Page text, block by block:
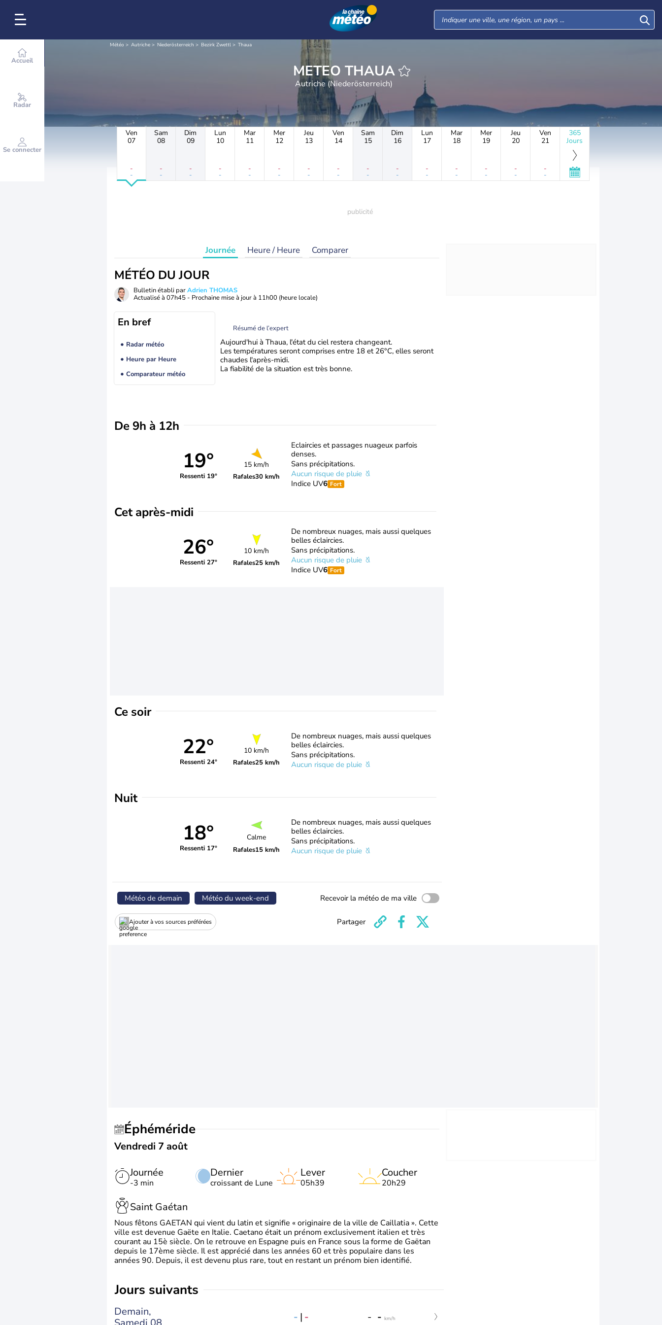
Accueil
Radar
Se connecter
Météo Autriche Niederösterreich Bezirk Zwettl Thaua
METEO THAUA
Autriche (Niederösterreich)
Ven
07
-
-
Sam
08
-
-
Dim
09
-
-
Lun
10
-
-
Mar
11
-
-
Mer
12
-
-
Jeu
13
-
-
Ven
14
-
-
Sam
15
-
-
Dim
16
-
-
Lun
17
-
-
Mar
18
-
-
Mer
19
-
-
Jeu
20
-
-
Ven
21
-
-
365
Jours
Journée Heure / Heure Comparer
MÉTÉO DU JOUR
Bulletin établi parAdrien THOMAS
Actualisé à 07h45 - Prochaine mise à jour à 11h00 (heure locale)
En bref
Radar météo
Heure par Heure
Comparateur météo
Résumé de l’expert
Aujourd'hui à Thaua, l'état du ciel restera changeant.
Les températures seront comprises entre 18 et 26°C, elles seront
chaudes l'après-midi.
La fiabilité de la situation est très bonne.
De 9h à 12h
19°
Ressenti 19°
15 km/h
Rafales30 km/h
Eclaircies et passages nuageux parfois
denses.
Sans précipitations.
Aucun risque de pluie
Indice UV6 Fort
Cet après-midi
26°
Ressenti 27°
10 km/h
Rafales25 km/h
De nombreux nuages, mais aussi quelques
belles éclaircies.
Sans précipitations.
Aucun risque de pluie
Indice UV6 Fort
Ce soir
22°
Ressenti 24°
10 km/h
Rafales25 km/h
De nombreux nuages, mais aussi quelques
belles éclaircies.
Sans précipitations.
Aucun risque de pluie
Nuit
18°
Ressenti 17°
Calme
Rafales15 km/h
De nombreux nuages, mais aussi quelques
belles éclaircies.
Sans précipitations.
Aucun risque de pluie
Météo de demain Météo du week-end Recevoir la météo de ma ville
Ajouter à vos sources préférées Partager
Éphéméride
Vendredi 7 août
Journée
-3 min
Dernier
croissant de Lune
Lever
05h39
Coucher
20h29
Saint Gaétan
Nous fêtons GAETAN qui vient du latin et signifie « originaire de la ville de Caillatia ». Cette
ville est devenue Gaëte en Italie. Caetano était un prénom exclusivement italien et très
courant au 15è siècle. On le retrouve en Espagne puis en France sous la forme de Gaëtan
depuis le 17ème siècle. Il est apprécié dans les années 60 et très populaire dans les
années 90. Depuis, il est devenu plus rare, tout en restant un prénom bien identifié.
jours suivants
Demain,
- | - - - km/h